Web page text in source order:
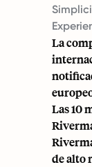
La
Las 10
de alto